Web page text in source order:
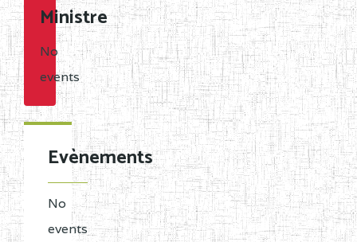
Ministre
No
events
Evènements
No
events